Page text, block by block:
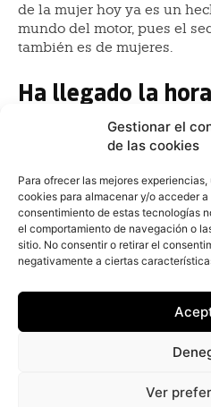
Gestionar el
de las cookies
Para ofrecer las mejores
cookies para almacenar y/o acceder
consentimiento de estas tecnologías
el comportamiento de navegación o
sitio. No consentir o retirar el
negativamente a ciertas
Ver
de la mujer hoy ya es un
mundo del motor, pues el
también es de mujeres.
Ha llegado la
‘tecnomanager’.
9 de febrero de 2015
vida. Las empresas no
se ajusten a posiciones
Cristóbal
fiscal es una
oportunidad para
Cristóbal Montoro (Jaén,
su cuarto año como ministro